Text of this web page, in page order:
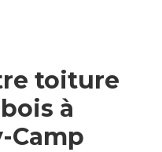
toiture
à
Camp